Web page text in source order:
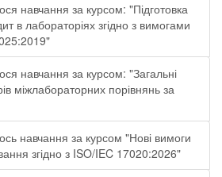
навчання за курсом: "Підготовка
в лабораторіях згідно з вимогами
навчання за курсом: "Загальні
міжлабораторних порівнянь за
навчання за курсом "Нові вимоги
згідно з ISO/IEC 17020:2026"